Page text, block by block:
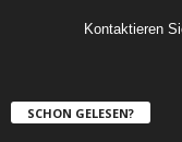
Kontaktieren
SCHON GELESEN?